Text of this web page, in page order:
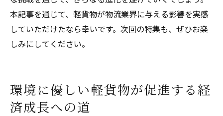
本記事を通じて、軽貨物が物流業界に与える影響を実感
していただけたなら幸いです。次回の特集も、ぜひお楽
しみにしてください。
環境に優しい軽貨物が促進する経
済成長への道